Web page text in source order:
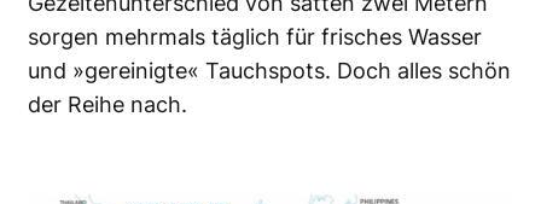
sorgen mehrmals täglich für frisches Wasser
und »gereinigte« Tauchspots. Doch alles schön
der Reihe nach.